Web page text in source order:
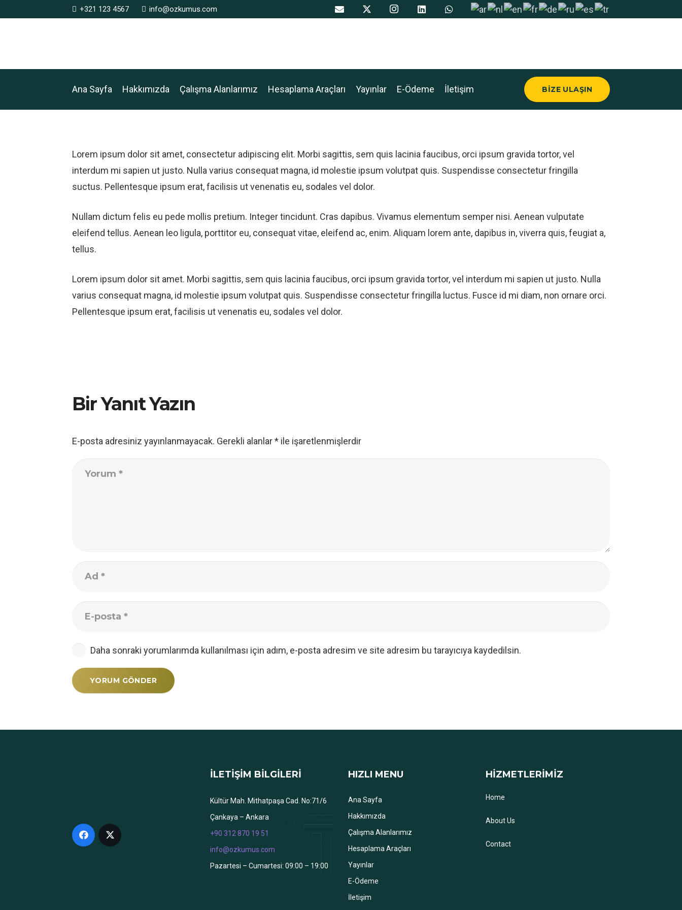
+321 123 4567 info@ozkumus.com
Ana Sayfa Hakkımızda Çalışma Alanlarımız Hesaplama Araçları Yayınlar E-Ödeme İletişim BIZE ULAŞIN
Lorem ipsum dolor sit amet, consectetur adipiscing elit. Morbi sagittis, sem quis lacinia faucibus, orci ipsum gravida tortor, vel
interdum mi sapien ut justo. Nulla varius consequat magna, id molestie ipsum volutpat quis. Suspendisse consectetur fringilla
suctus. Pellentesque ipsum erat, facilisis ut venenatis eu, sodales vel dolor.
Nullam dictum felis eu pede mollis pretium. Integer tincidunt. Cras dapibus. Vivamus elementum semper nisi. Aenean vulputate
eleifend tellus. Aenean leo ligula, porttitor eu, consequat vitae, eleifend ac, enim. Aliquam lorem ante, dapibus in, viverra quis, feugiat a,
tellus.
Lorem ipsum dolor sit amet. Morbi sagittis, sem quis lacinia faucibus, orci ipsum gravida tortor, vel interdum mi sapien ut justo. Nulla
varius consequat magna, id molestie ipsum volutpat quis. Suspendisse consectetur fringilla luctus. Fusce id mi diam, non ornare orci.
Pellentesque ipsum erat, facilisis ut venenatis eu, sodales vel dolor.
Bir Yanıt Yazın
E-posta adresiniz yayınlanmayacak. Gerekli alanlar* ile işaretlenmişlerdir
Daha sonraki yorumlarımda kullanılması için adım, e-posta adresim ve site adresim bu tarayıcıya kaydedilsin.
YORUM GÖNDER
İLETİŞİM BİLGİLERİ
Kültür Mah. Mithatpaşa Cad. No:71/6
Çankaya – Ankara
+90 312 870 19 51
info@ozkumus.com
Pazartesi – Cumartesi: 09:00 – 19:00
HIZLI MENU
Ana Sayfa
Hakkımızda
Çalışma Alanlarımız
Hesaplama Araçları
Yayınlar
E-Ödeme
İletişim
HİZMETLERİMİZ
Home
About Us
Contact